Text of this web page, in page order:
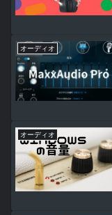
オーディオ
オーディオ